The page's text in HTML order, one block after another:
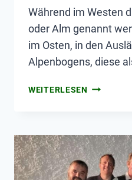
Während im Westen
oder Alm genannt
im Osten, in den
Alpenbogens, diese
WEITERLESEN